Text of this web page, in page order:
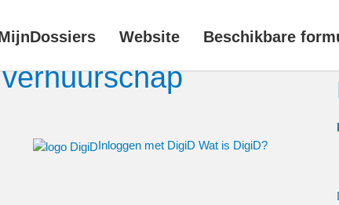
Website Beschikbare
Inloggen met DigiD Wat is DigiD?